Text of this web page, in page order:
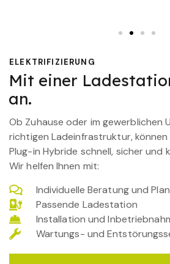
ELEKTRIFIZIERUNG
Mit einer
an.
Ob Zuhause oder im gewerblichen
richtigen Ladeinfrastruktur,
Plug-in Hybride schnell, sicher und
Wir helfen Ihnen mit:
Individuelle Beratung und
Passende Ladestation
Installation und
Wartungs- und